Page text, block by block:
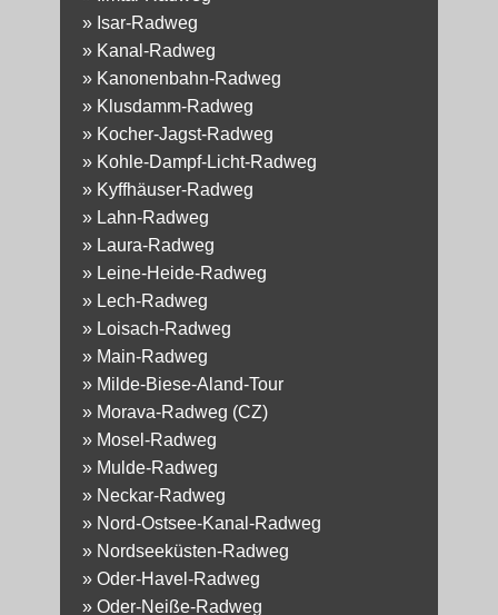
» Isar-Radweg
» Kanal-Radweg
» Kanonenbahn-Radweg
» Klusdamm-Radweg
» Kocher-Jagst-Radweg
» Kohle-Dampf-Licht-Radweg
» Kyffhäuser-Radweg
» Lahn-Radweg
» Laura-Radweg
» Leine-Heide-Radweg
» Lech-Radweg
» Loisach-Radweg
» Main-Radweg
» Milde-Biese-Aland-Tour
» Morava-Radweg (CZ)
» Mosel-Radweg
» Mulde-Radweg
» Neckar-Radweg
» Nord-Ostsee-Kanal-Radweg
» Nordseeküsten-Radweg
» Oder-Havel-Radweg
» Oder-Neiße-Radweg